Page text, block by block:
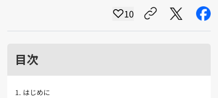
Platform Engineering（1）
SRE（1）
API Gateway（1）
内製化（7）
UI/UX（5）
Markdown（1）
10
目次
1. はじめに